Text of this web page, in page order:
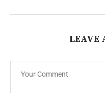
LEAVE